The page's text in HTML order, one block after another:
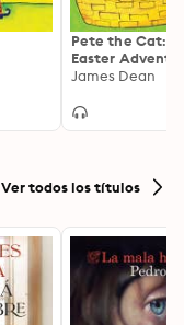
Pete the Cat:
Easter
James Dean
Ver todos los títulos